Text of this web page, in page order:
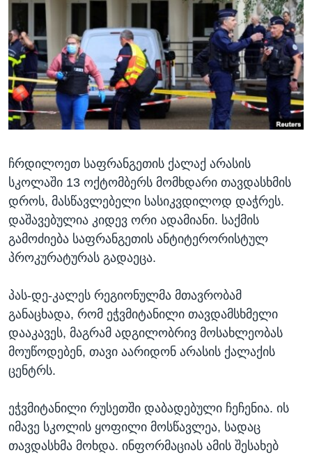
ᲡᲢᲣᲓᲘᲐ ᲕᲐᲨᲘᲜᲒᲢᲝᲜᲘ
ᲔᲙᲝᲜᲝᲛᲘᲙᲐ
ᲯᲐᲜᲛᲠᲗᲔᲚᲝᲑᲐ
ᲛᲔᲪᲜᲘᲔᲠᲔᲑᲐ
ᲘᲜᲢᲔᲠᲕᲘᲣ
ᲙᲣᲚᲢᲣᲠᲐ
ᲓᲔᲖᲘᲜᲤᲝᲠᲛᲐᲪᲘᲐ
Learning English
ᲗᲕᲐᲚᲘ ᲒᲕᲐᲓᲔᲕᲜᲔᲗ
ენები
ჩრდილოეთ საფრანგეთის ქალაქ არასის
სკოლაში 13 ოქტომბერს მომხდარი თავდასხმის
დროს, მასწავლებელი სასიკვდილოდ დაჭრეს.
დაშავებულია კიდევ ორი ადამიანი. საქმის
გამოძიება საფრანგეთის ანტიტერორისტულ
პროკურატურას გადაეცა.
პას-დე-კალეს რეგიონულმა მთავრობამ
განაცხადა, რომ ეჭვმიტანილი თავდამსხმელი
დააკავეს, მაგრამ ადგილობრივ მოსახლეობას
მოუწოდებენ, თავი აარიდონ არასის ქალაქის
ცენტრს.
ეჭვმიტანილი რუსეთში დაბადებული ჩეჩენია. ის
იმავე სკოლის ყოფილი მოსწავლეა, სადაც
თავდასხმა მოხდა. ინფორმაციას ამის შესახებ